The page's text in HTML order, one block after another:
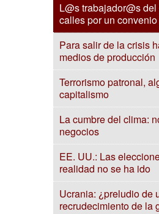
L@s trabajador@s
calles por un
Para salir de la crisis
medios de producción
Terrorismo patronal,
capitalismo
La cumbre del clima:
negocios
EE. UU.: Las
realidad no se ha ido
Ucrania: ¿preludio de
recrudecimiento de la